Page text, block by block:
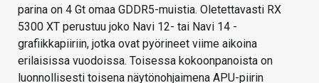
parina on 4 Gt omaa GDDR5-muistia. Oletettavasti RX
5300 XT perustuu joko Navi 12- tai Navi 14 -
grafiikkapiiriin, jotka ovat pyörineet viime aikoina
erilaisissa vuodoissa. Toisessa kokoonpanoista on
luonnollisesti toisena näytönohjaimena APU-piirin